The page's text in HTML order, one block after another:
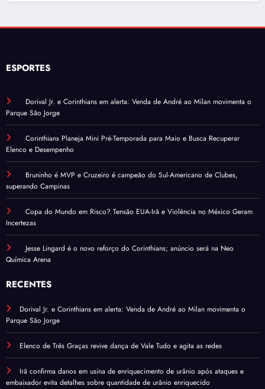
ESPORTES
Dorival Jr. e Corinthians em alerta: Venda de André ao Milan movimenta o
Parque São Jorge
Corinthians Planeja Mini Pré-Temporada para Maio e Busca Recuperar
Elenco e Desempenho
Bruninho é MVP e Cruzeiro é campeão do Sul-Americano de Clubes,
superando Campinas
Copa do Mundo em Risco? Tensão EUA-Irã e Violência no México Geram
Incertezas
Jesse Lingard é o novo reforço do Corinthians; anúncio será na Neo
Química Arena
RECENTES
Dorival Jr. e Corinthians em alerta: Venda de André ao Milan movimenta o
Parque São Jorge
Elenco de Três Graças revive dança de Vale Tudo e agita as redes
Irã confirma danos em usina de enriquecimento de urânio após ataques e
embaixador evita detalhes sobre quantidade de urânio enriquecido